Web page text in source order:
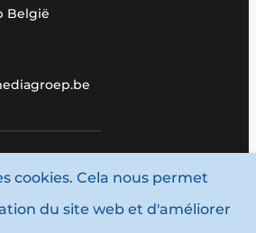
België
2026 Louwersmediagroep.
cookies. Cela nous permet
du site web et d'améliorer